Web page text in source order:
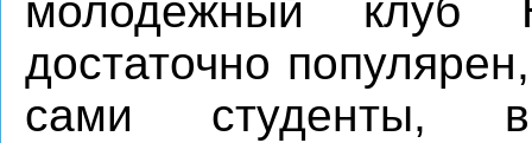
молодежный клуб
достаточно
сами студенты,